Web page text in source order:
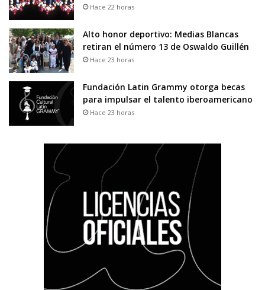
Hace 22 horas
Alto honor deportivo: Medias Blancas
retiran el número 13 de Oswaldo Guillén
Hace 23 horas
Fundación Latin Grammy otorga becas
para impulsar el talento iberoamericano
Hace 23 horas